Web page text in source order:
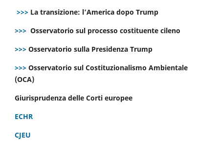
>>> La transizione: l’America dopo Trump
>>> Osservatorio sul processo costituente cileno
>>> Osservatorio sulla Presidenza Trump
>>> Osservatorio sul Costituzionalismo Ambientale
(OCA)
Giurisprudenza delle Corti europee
ECHR
CJEU